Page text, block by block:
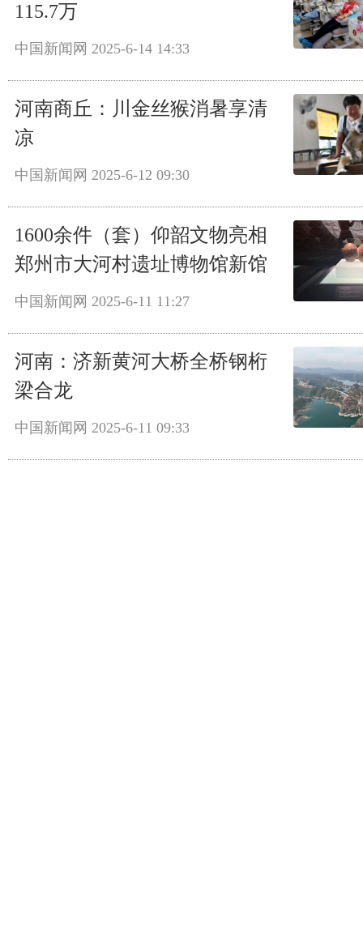
115.7万
中国新闻网 2025-6-14 14:33
河南商丘：川金丝猴消暑享清
凉
中国新闻网 2025-6-12 09:30
1600余件（套）仰韶文物亮相
郑州市大河村遗址博物馆新馆
中国新闻网 2025-6-11 11:27
河南：济新黄河大桥全桥钢桁
梁合龙
中国新闻网 2025-6-11 09:33